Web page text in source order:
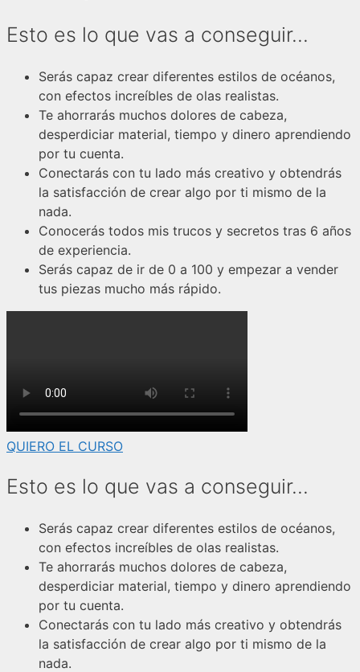
Esto es lo que vas a conseguir...
Serás capaz crear diferentes estilos de océanos,
con efectos increíbles de olas realistas.
Te ahorrarás muchos dolores de cabeza,
desperdiciar material, tiempo y dinero aprendiendo
por tu cuenta.
Conectarás con tu lado más creativo y obtendrás
la satisfacción de crear algo por ti mismo de la
nada.
Conocerás todos mis trucos y secretos tras 6 años
de experiencia.
Serás capaz de ir de 0 a 100 y empezar a vender
tus piezas mucho más rápido.
QUIERO EL CURSO
Esto es lo que vas a conseguir...
Serás capaz crear diferentes estilos de océanos,
con efectos increíbles de olas realistas.
Te ahorrarás muchos dolores de cabeza,
desperdiciar material, tiempo y dinero aprendiendo
por tu cuenta.
Conectarás con tu lado más creativo y obtendrás
la satisfacción de crear algo por ti mismo de la
nada.